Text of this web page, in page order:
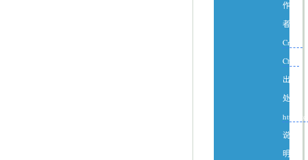
作
者：
Create
Chen
出
处：
http://
说
明：